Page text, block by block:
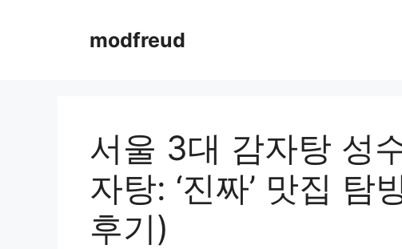
modfreud
서울 3대 감자탕 성
자탕: ‘진짜’ 맛집 탐
후기)